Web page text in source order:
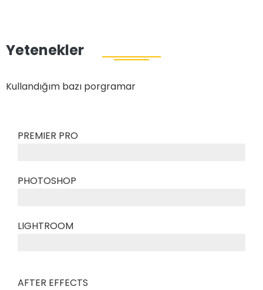
Yetenekler
Kullandığım bazı porgramar
PREMIER PRO
PHOTOSHOP
LIGHTROOM
AFTER EFFECTS